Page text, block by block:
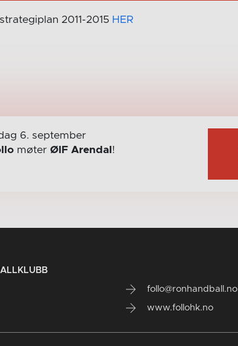
2011-2015 HER
6. september
møter ØIF Arendal !
follo@ronhandball.no
www.follohk.no